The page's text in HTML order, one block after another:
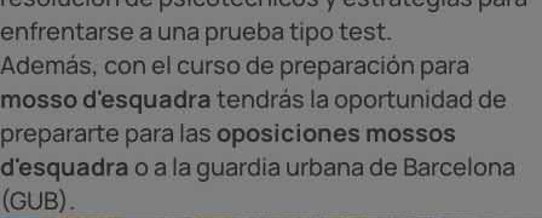
enfrentarse a una prueba tipo test.
Además, con el curso de preparación para
mosso d'esquadratendrás la oportunidad de
prepararte para las oposiciones mossos
d'esquadra o a la guardia urbana de Barcelona
(GUB).